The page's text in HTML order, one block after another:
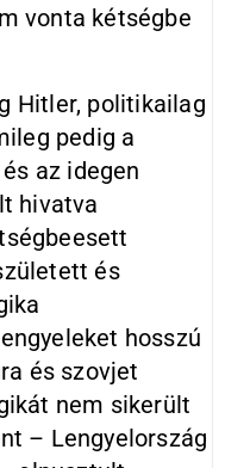
vonta kétségbe
Hitler, politikailag
pedig a
az idegen
hivatva
és
hosszú
és szovjet
nem sikerült
– Lengyelország